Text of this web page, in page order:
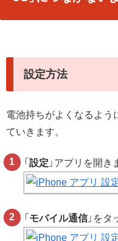
設定方法
電池持ちがよくなるよう
ていきます。
「設定 」アプリを開き
「 モバイル通信」をタ